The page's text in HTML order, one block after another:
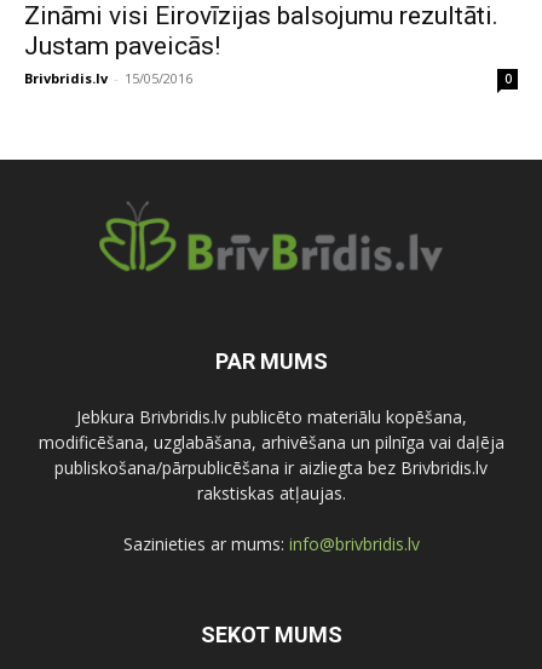
Zināmi visi Eirovīzijas balsojumu rezultāti.
Justam paveicās!
Brivbridis.lv - 15/05/2016 0
PAR MUMS
Jebkura Brivbridis.lv publicēto materiālu kopēšana,
modificēšana, uzglabāšana, arhivēšana un pilnīga vai daļēja
publiskošana/pārpublicēšana ir aizliegta bez Brivbridis.lv
rakstiskas atļaujas.
Sazinieties ar mums: info@brivbridis.lv
SEKOT MUMS